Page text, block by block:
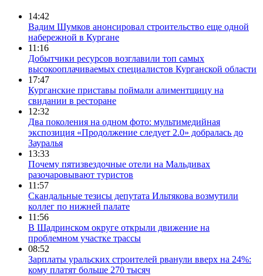
14:42
Вадим Шумков анонсировал строительство еще одной
набережной в Кургане
11:16
Добытчики ресурсов возглавили топ самых
высокооплачиваемых специалистов Курганской области
17:47
Курганские приставы поймали алиментщицу на
свидании в ресторане
12:32
Два поколения на одном фото: мультимедийная
экспозиция «Продолжение следует 2.0» добралась до
Зауралья
13:33
Почему пятизвездочные отели на Мальдивах
разочаровывают туристов
11:57
Скандальные тезисы депутата Ильтякова возмутили
коллег по нижней палате
11:56
В Шадринском округе открыли движение на
проблемном участке трассы
08:52
Зарплаты уральских строителей рванули вверх на 24%:
кому платят больше 270 тысяч